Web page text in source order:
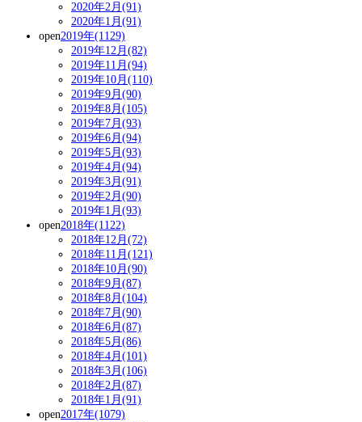
2020年2月(91)
2020年1月(91)
open2019年(1129)
2019年12月(82)
2019年11月(94)
2019年10月(110)
2019年9月(90)
2019年8月(105)
2019年7月(93)
2019年6月(94)
2019年5月(93)
2019年4月(94)
2019年3月(91)
2019年2月(90)
2019年1月(93)
open2018年(1122)
2018年12月(72)
2018年11月(121)
2018年10月(90)
2018年9月(87)
2018年8月(104)
2018年7月(90)
2018年6月(87)
2018年5月(86)
2018年4月(101)
2018年3月(106)
2018年2月(87)
2018年1月(91)
open2017年(1079)